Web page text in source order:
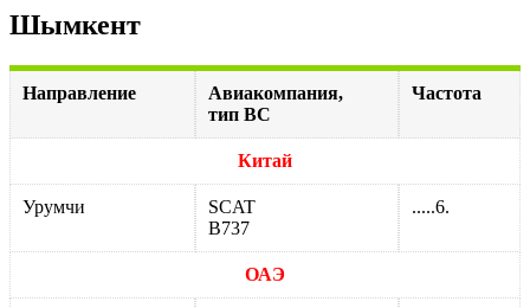
Шымкент
Направление
Авиакомпания,
тип ВС
Частота
Китай
Урумчи
SCAT
В737
.....6.
ОАЭ